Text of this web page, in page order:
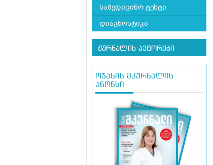
სამედიცინო ტესტი
დიაგნოსტიკა
ჟურნალის ავტორები
ოჯახის მკურნალის
ანონსი